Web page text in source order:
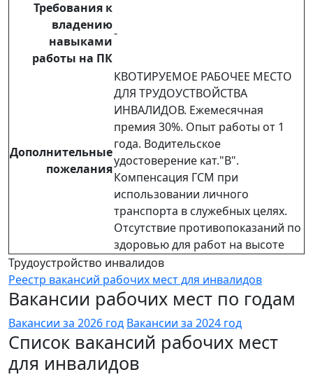
Требования к
владению
навыками
работы на ПК
-
Дополнительные
пожелания
КВОТИРУЕМОЕ РАБОЧЕЕ МЕСТО
ДЛЯ ТРУДОУСТВОЙСТВА
ИНВАЛИДОВ. Ежемесячная
премия 30%. Опыт работы от 1
года. Водительское
удостоверение кат."В".
Компенсация ГСМ при
использовании личного
транспорта в служебных целях.
Отсутствие противопоказаний по
здоровью для работ на высоте
Трудоустройство инвалидов
Реестр вакансий рабочих мест для инвалидов
Вакансии рабочих мест по годам
Вакансии за 2026 год Вакансии за 2024 год
Список вакансий рабочих мест
для инвалидов